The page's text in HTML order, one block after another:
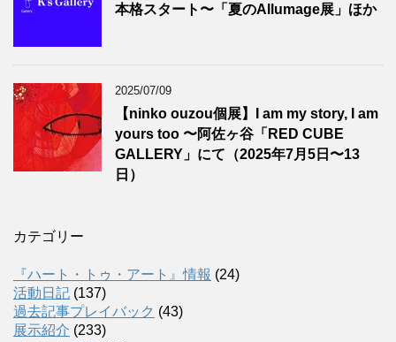
本格スタート〜「夏のAllumage展」ほか
2025/07/09
【ninko ouzou個展】I am my story, I am
yours too 〜阿佐ヶ谷「RED CUBE
GALLERY」にて（2025年7月5日〜13
日）
カテゴリー
『ハート・トゥ・アート』情報 (24)
活動日記 (137)
過去記事プレイバック (43)
展示紹介 (233)